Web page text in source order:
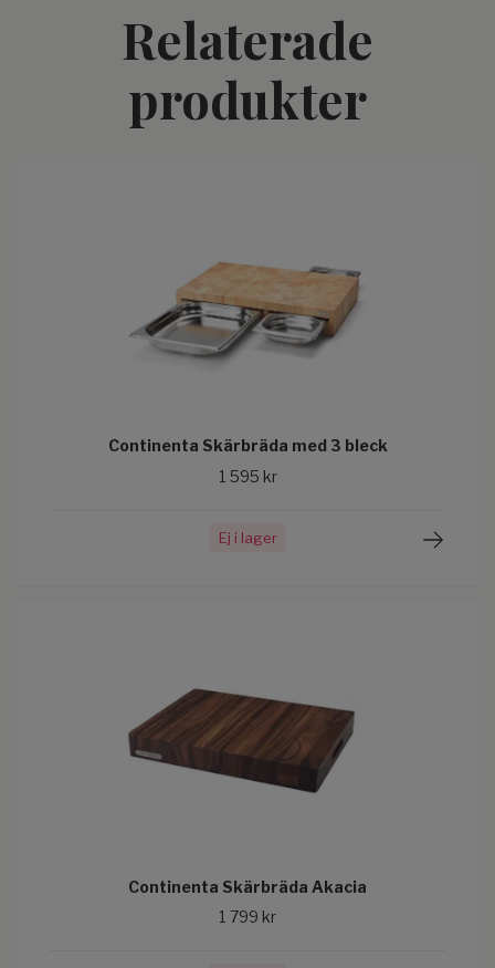
Relaterade
produkter
Continenta Skärbräda med 3 bleck
1 595 kr
Ej i lager
Continenta Skärbräda Akacia
1 799 kr